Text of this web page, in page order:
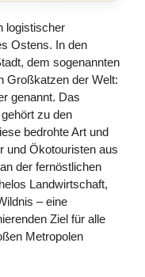
logistischer
Ostens. In den
dem sogenannten
Großkatzen der Welt:
genannt. Das
zu den
bedrohte Art und
und Ökotouristen aus
der fernöstlichen
Landwirtschaft,
– eine
Ziel für alle
Metropolen